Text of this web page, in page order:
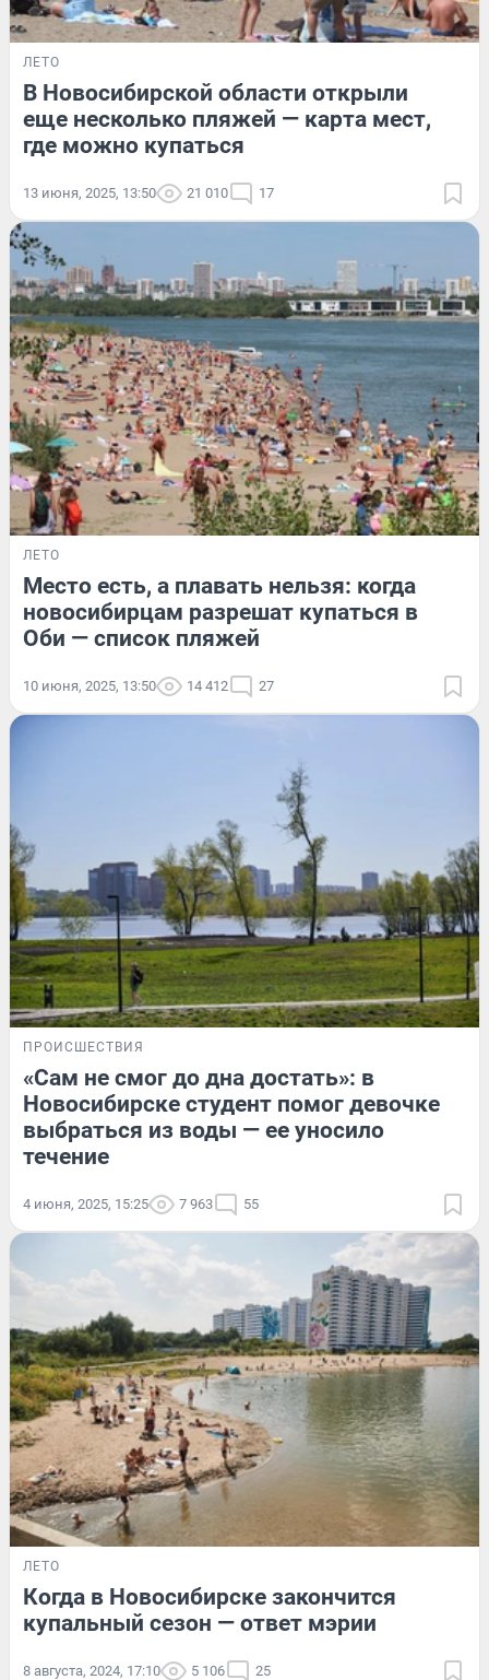
ЛЕТО
В Новосибирской области открыли
еще несколько пляжей — карта мест,
где можно купаться
13 июня, 2025, 13:50 21 010 17
ЛЕТО
Место есть, а плавать нельзя: когда
новосибирцам разрешат купаться в
Оби — список пляжей
10 июня, 2025, 13:50 14 412 27
ПРОИСШЕСТВИЯ
«Сам не смог до дна достать»: в
Новосибирске студент помог девочке
выбраться из воды — ее уносило
течение
4 июня, 2025, 15:25 7 963 55
ЛЕТО
Когда в Новосибирске закончится
купальный сезон — ответ мэрии
8 августа, 2024, 17:10 5 106 25